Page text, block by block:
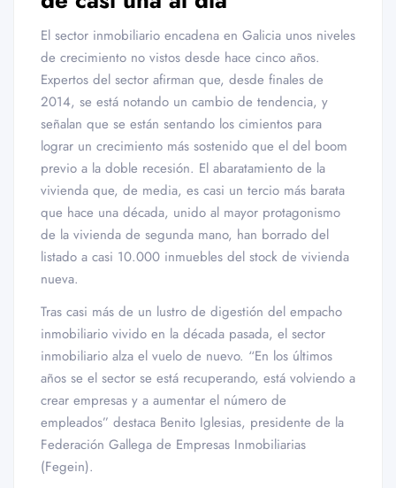
El sector inmobiliario encadena en Galicia unos niveles
de crecimiento no vistos desde hace cinco años.
Expertos del sector afirman que, desde finales de
2014, se está notando un cambio de tendencia, y
señalan que se están sentando los cimientos para
lograr un crecimiento más sostenido que el del boom
previo a la doble recesión. El abaratamiento de la
vivienda que, de media, es casi un tercio más barata
que hace una década, unido al mayor protagonismo
de la vivienda de segunda mano, han borrado del
listado a casi 10.000 inmuebles del stock de vivienda
nueva.
Tras casi más de un lustro de digestión del empacho
inmobiliario vivido en la década pasada, el sector
inmobiliario alza el vuelo de nuevo. “En los últimos
años se el sector se está recuperando, está volviendo a
crear empresas y a aumentar el número de
empleados” destaca Benito Iglesias, presidente de la
Federación Gallega de Empresas Inmobiliarias
(Fegein).